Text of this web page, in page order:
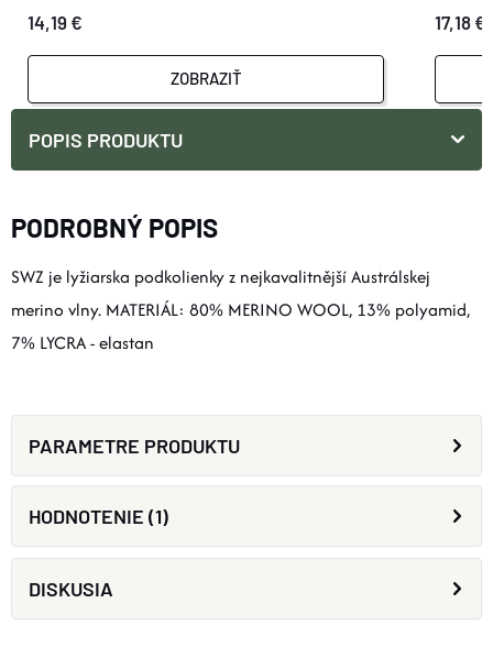
14,19 €
ZOBRAZIŤ
17,18 €
POPIS PRODUKTU
PODROBNÝ POPIS
SWZ je lyžiarska podkolienky z nejkavalitnější Austrálskej
merino vlny. MATERIÁL: 80% MERINO WOOL, 13% polyamid,
7% LYCRA - elastan
PARAMETRE PRODUKTU
HODNOTENIE (1)
DISKUSIA